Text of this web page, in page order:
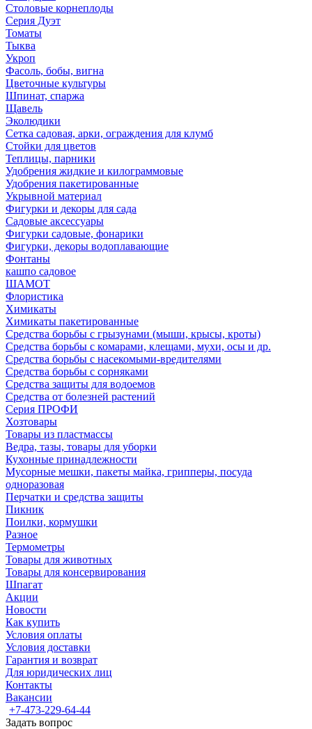
Столовые корнеплоды
Серия Дуэт
Томаты
Тыква
Укроп
Фасоль, бобы, вигна
Цветочные культуры
Шпинат, спаржа
Щавель
Эколюдики
Сетка садовая, арки, ограждения для клумб
Стойки для цветов
Теплицы, парники
Удобрения жидкие и килограммовые
Удобрения пакетированные
Укрывной материал
Фигурки и декоры для сада
Садовые аксессуары
Фигурки садовые, фонарики
Фигурки, декоры водоплавающие
Фонтаны
кашпо садовое
ШАМОТ
Флористика
Химикаты
Химикаты пакетированные
Средства борьбы с грызунами (мыши, крысы, кроты)
Средства борьбы с комарами, клещами, мухи, осы и др.
Средства борьбы с насекомыми-вредителями
Средства борьбы с сорняками
Средства защиты для водоемов
Средства от болезней растений
Серия ПРОФИ
Хозтовары
Товары из пластмассы
Ведра, тазы, товары для уборки
Кухонные принадлежности
Мусорные мешки, пакеты майка, грипперы, посуда
одноразовая
Перчатки и средства защиты
Пикник
Поилки, кормушки
Разное
Термометры
Товары для животных
Товары для консервирования
Шпагат
Акции
Новости
Как купить
Условия оплаты
Условия доставки
Гарантия и возврат
Для юридических лиц
Контакты
Вакансии
+7-473-229-64-44
Задать вопрос